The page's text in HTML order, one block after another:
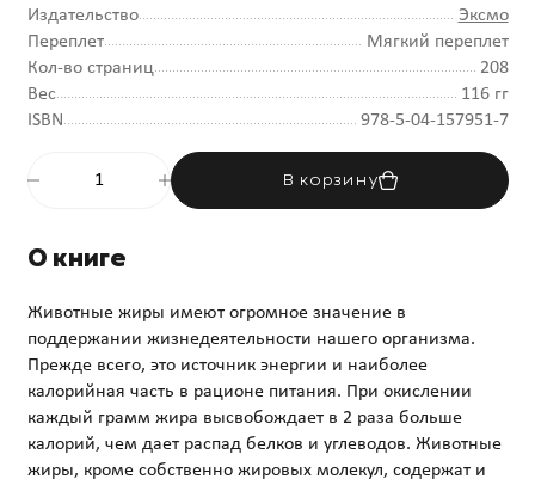
Издательство
Эксмо
Переплет
Мягкий переплет
Кол-во страниц
208
Вес
116 гг
ISBN
978-5-04-157951-7
В корзину
О книге
Животные жиры имеют огромное значение в
поддержании жизнедеятельности нашего организма.
Прежде всего, это источник энергии и наиболее
калорийная часть в рационе питания. При окислении
каждый грамм жира высвобождает в 2 раза больше
калорий, чем дает распад белков и углеводов. Животные
жиры, кроме собственно жировых молекул, содержат и